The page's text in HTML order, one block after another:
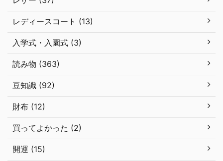
レディースコート (13)
入学式・入園式 (3)
読み物 (363)
豆知識 (92)
財布 (12)
買ってよかった (2)
開運 (15)